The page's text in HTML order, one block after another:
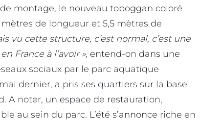
montage, le nouveau toboggan coloré
de longueur et 5,5 mètres de
vu cette structure, c’est normal, c’est une
France à l’avoir », entend-on dans une
sociaux par le parc aquatique
dernier, a pris ses quartiers sur la base
A noter, un espace de restauration,
au sein du parc. L’été s’annonce riche en